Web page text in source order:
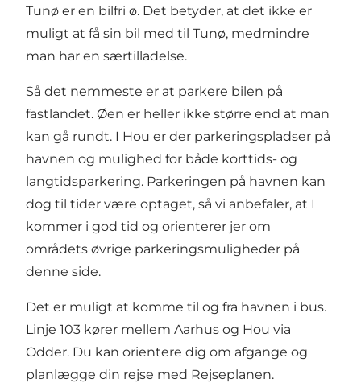
Tunø er en bilfri ø. Det betyder, at det ikke er
muligt at få sin bil med til Tunø, medmindre
man har en særtilladelse.
Så det nemmeste er at parkere bilen på
fastlandet. Øen er heller ikke større end at man
kan gå rundt. I Hou er der parkeringspladser på
havnen og mulighed for både korttids- og
langtidsparkering. Parkeringen på havnen kan
dog til tider være optaget, så vi anbefaler, at I
kommer i god tid og orienterer jer om
områdets øvrige parkeringsmuligheder på
denne side.
Det er muligt at komme til og fra havnen i bus.
Linje 103 kører mellem Aarhus og Hou via
Odder. Du kan orientere dig om afgange og
planlægge din rejse med Rejseplanen.